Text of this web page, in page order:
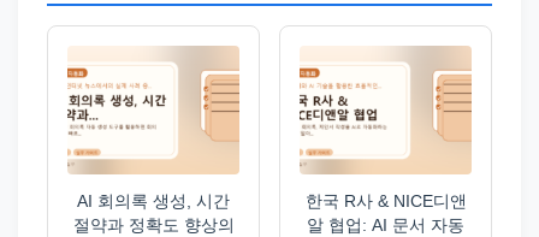
AI 회의록 생성, 시간
절약과 정확도 향상의
한국 R사 & NICE디앤
알 협업: AI 문서 자동